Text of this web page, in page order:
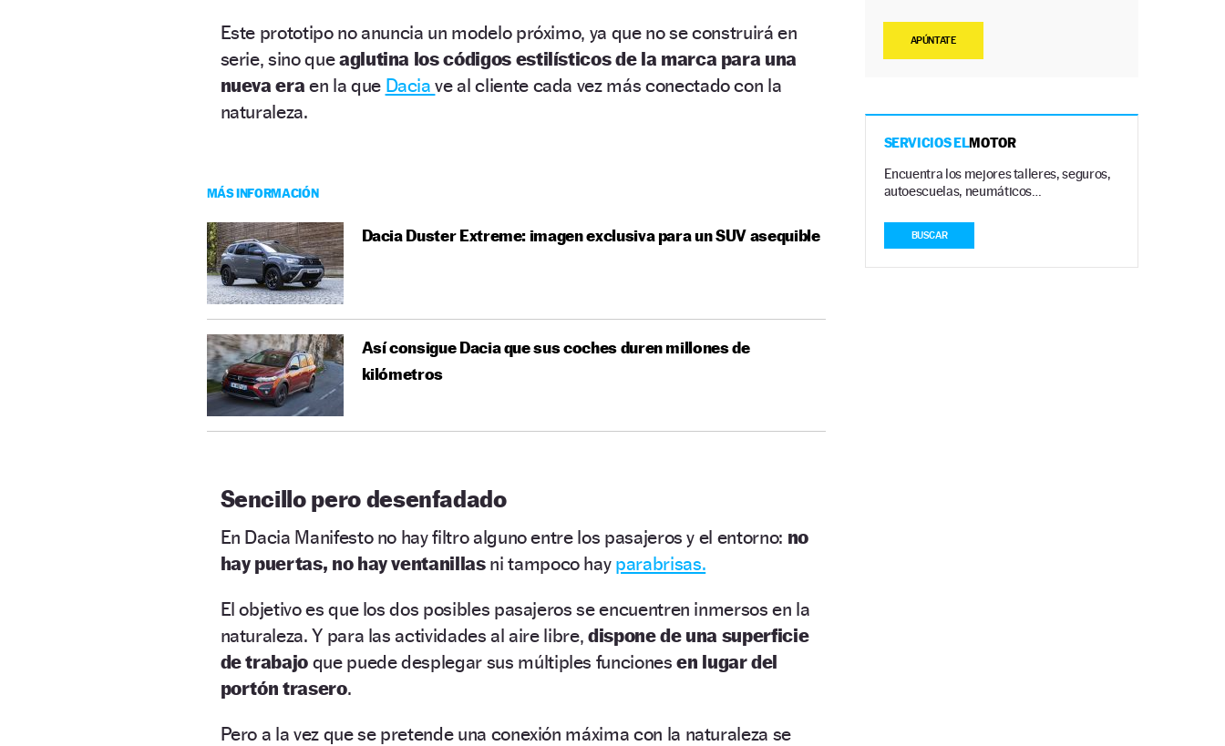
Este prototipo no anuncia un modelo próximo, ya que no se construirá en
serie, sino queaglutina los códigos estilísticos de la marca para una
nueva eraen la que Daciave al cliente cada vez más conectado con la
naturaleza.
MÁS INFORMACIÓN
Dacia Duster Extreme: imagen exclusiva para un SUV asequible
Así consigue Dacia que sus coches duren millones de
kilómetros
Sencillo pero desenfadado
En Dacia Manifesto no hay filtro alguno entre los pasajeros y el entorno: no
hay puertas, no hay ventanillas ni tampoco hay parabrisas.
El objetivo es que los dos posibles pasajeros se encuentren inmersos en la
naturaleza. Y para las actividades al aire libre, dispone de una superficie
de trabajo que puede desplegar sus múltiples funcionesen lugar del
portón trasero.
Pero a la vez que se pretende una conexión máxima con la naturaleza se
APÚNTATE
SERVICIOS ELMOTOR
Encuentra los mejores talleres, seguros,
autoescuelas, neumáticos…
BUSCAR